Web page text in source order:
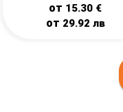
от 15.30 €
от 29.92 лв